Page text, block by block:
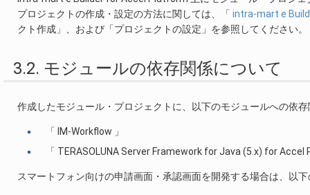
プロジェクトの作成・設定の方法に関しては、「 intra-mart e
クト作成」、および「プロジェクトの設定」を参照してください。
3.2. モジュールの依存関係について
作成したモジュール・プロジェクトに、以下のモジュールへの依
「 IM-Workflow 」
「 TERASOLUNA Server Framework for Java (5.x) for
スマートフォン向けの申請画面・承認画面を開発する場合は、以